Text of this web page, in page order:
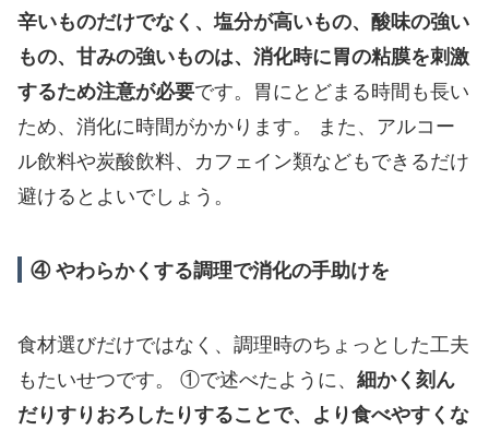
辛いものだけでなく、塩分が高いもの、酸味の強い
もの、甘みの強いものは、消化時に胃の粘膜を刺激
するため注意が必要です。胃にとどまる時間も長い
ため、消化に時間がかかります。 また、アルコー
ル飲料や炭酸飲料、カフェイン類などもできるだけ
避けるとよいでしょう。
④ やわらかくする調理で消化の手助けを
食材選びだけではなく、調理時のちょっとした工夫
もたいせつです。 ①で述べたように、 細かく刻ん
だりすりおろしたりすることで、より食べやすくな